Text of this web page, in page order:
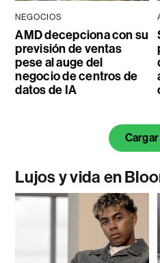
NEGOCIOS
AMD decepciona con su
previsión de ventas
pese al auge del
negocio de centros de
datos de IA
Lujos y vida en